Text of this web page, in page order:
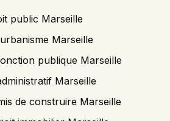
public Marseille
Marseille
publique Marseille
Marseille
de construire Marseille